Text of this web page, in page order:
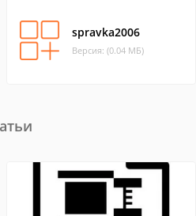
spravka2006
Версия: (0.04 МБ)